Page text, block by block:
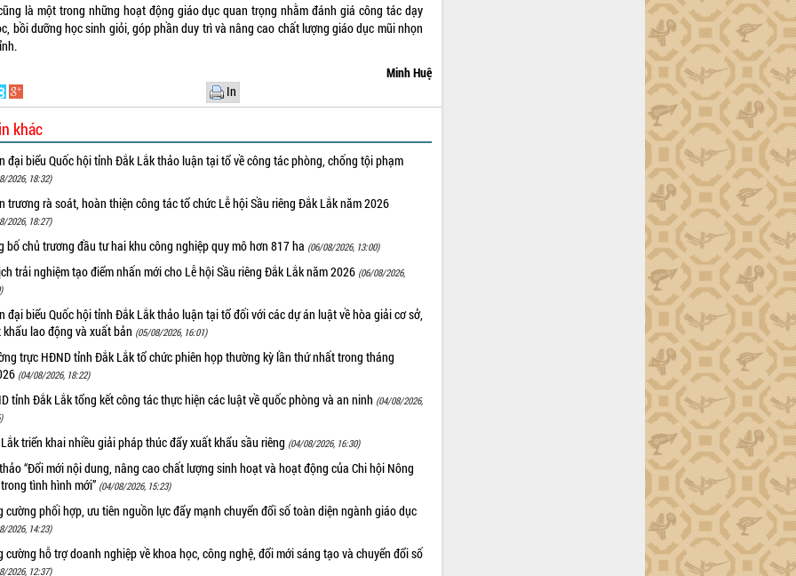
là một trong những hoạt động giáo dục quan trọng nhằm đánh giá công tác dạy
bồi dưỡng học sinh giỏi, góp phần duy trì và nâng cao chất lượng giáo dục mũi nhọn
Minh Huệ
In
khác
đại biểu Quốc hội tỉnh Đắk Lắk thảo luận tại tổ về công tác phòng, chống tội phạm
2026, 18:32)
trương rà soát, hoàn thiện công tác tổ chức Lễ hội Sầu riêng Đắk Lắk năm 2026
2026, 18:27)
bố chủ trương đầu tư hai khu công nghiệp quy mô hơn 817 ha (06/08/2026, 13:00)
trải nghiệm tạo điểm nhấn mới cho Lễ hội Sầu riêng Đắk Lắk năm 2026 (06/08/2026,
đại biểu Quốc hội tỉnh Đắk Lắk thảo luận tại tổ đối với các dự án luật về hòa giải cơ sở,
khẩu lao động và xuất bản (05/08/2026, 16:01)
trực HĐND tỉnh Đắk Lắk tổ chức phiên họp thường kỳ lần thứ nhất trong tháng
(04/08/2026, 18:22)
tỉnh Đắk Lắk tổng kết công tác thực hiện các luật về quốc phòng và an ninh (04/08/2026,
triển khai nhiều giải pháp thúc đẩy xuất khẩu sầu riêng (04/08/2026, 16:30)
“Đổi mới nội dung, nâng cao chất lượng sinh hoạt và hoạt động của Chi hội Nông
tình hình mới” (04/08/2026, 15:23)
cường phối hợp, ưu tiên nguồn lực đẩy mạnh chuyển đổi số toàn diện ngành giáo dục
2026, 14:23)
cường hỗ trợ doanh nghiệp về khoa học, công nghệ, đổi mới sáng tạo và chuyển đổi số
2026, 12:37)